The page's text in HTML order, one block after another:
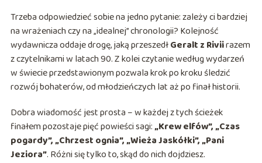
Trzeba odpowiedzieć sobie na jedno pytanie: zależy ci bardziej
na wrażeniach czy na „idealnej” chronologii? Kolejność
wydawnicza oddaje drogę, jaką przeszedłGeralt z Riviirazem
z czytelnikami w latach 90. Z kolei czytanie według wydarzeń
w świecie przedstawionym pozwala krok po kroku śledzić
rozwój bohaterów, od młodzieńczych lat aż po finał historii.
Dobra wiadomość jest prosta – w każdej z tych ścieżek
finałem pozostaje pięć powieści sagi:„Krew elfów”, „Czas
pogardy”, „Chrzest ognia”, „Wieża Jaskółki”, „Pani
Jeziora”. Różni się tylko to, skąd do nich dojdziesz.